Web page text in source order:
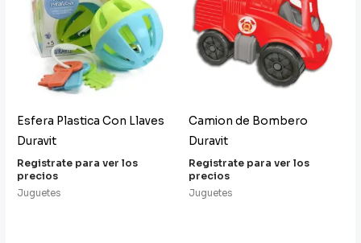
Esfera Plastica Con Llaves
Duravit
Registrate para ver los
precios
Juguetes
Camion de Bombero
Duravit
Registrate para ver los
precios
Juguetes